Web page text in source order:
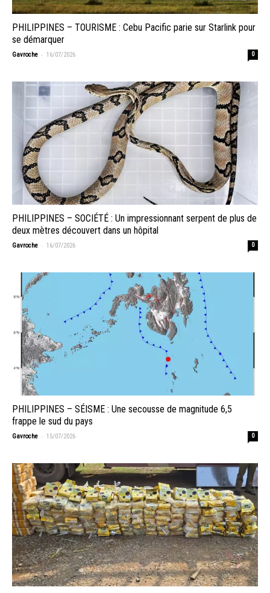
PHILIPPINES – TOURISME : Cebu Pacific parie sur Starlink pour
se démarquer
Gavroche - 16/07/2026 0
PHILIPPINES – SOCIÉTÉ : Un impressionnant serpent de plus de
deux mètres découvert dans un hôpital
Gavroche - 16/07/2026 0
PHILIPPINES – SÉISME : Une secousse de magnitude 6,5
frappe le sud du pays
Gavroche - 15/07/2026 0